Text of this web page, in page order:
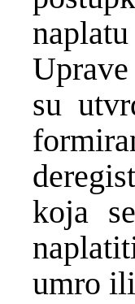
su
koja
umro